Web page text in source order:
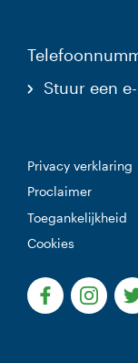
Stuur een
Privacy verklaring
Proclaimer
Toegankelijkheid
Cookies
(Deze link